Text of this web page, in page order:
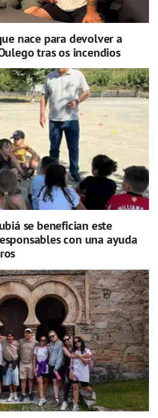
nace para devolver a
tras os incendios
se benefician este
con una ayuda